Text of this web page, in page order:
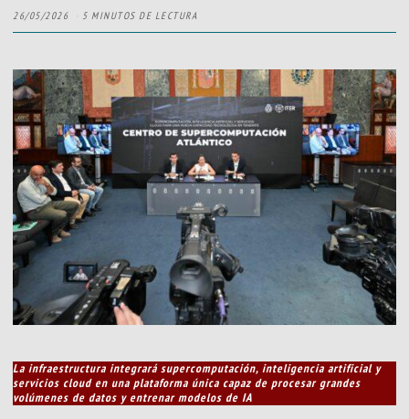
26/05/2026 5 MINUTOS DE LECTURA
La infraestructura integrará supercomputación, inteligencia artificial y
servicios cloud en una plataforma única capaz de procesar grandes
volúmenes de datos y entrenar modelos de IA